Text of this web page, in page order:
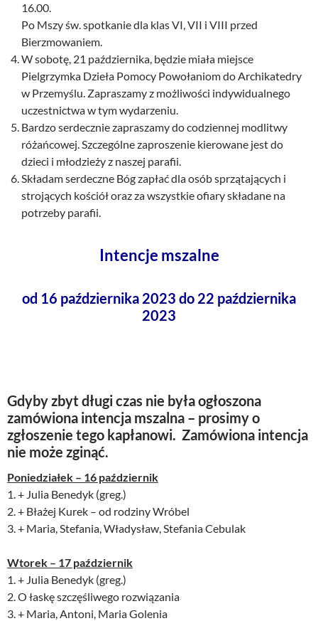
16.00.
Po Mszy św. spotkanie dla klas VI, VII i VIII przed
Bierzmowaniem.
W sobotę, 21 października, będzie miała miejsce
Pielgrzymka Dzieła Pomocy Powołaniom do Archikatedry
w Przemyślu. Zapraszamy z możliwości indywidualnego
uczestnictwa w tym wydarzeniu.
Bardzo serdecznie zapraszamy do codziennej modlitwy
różańcowej. Szczególne zaproszenie kierowane jest do
dzieci i młodzieży z naszej parafii.
Składam serdeczne Bóg zapłać dla osób sprzątających i
strojących kościół oraz za wszystkie ofiary składane na
potrzeby parafii.
Intencje mszalne
od 16 października 2023 do 22 października
2023
Gdyby zbyt długi czas nie była ogłoszona
zamówiona intencja mszalna – prosimy o
zgłoszenie tego kapłanowi. Zamówiona intencja
nie może zginąć.
Poniedziałek – 16 październik
1. + Julia Benedyk (greg.)
2. + Błażej Kurek – od rodziny Wróbel
3. + Maria, Stefania, Władysław, Stefania Cebulak
Wtorek – 17 październik
1. + Julia Benedyk (greg.)
2. O łaskę szczęśliwego rozwiązania
3. + Maria, Antoni, Maria Golenia